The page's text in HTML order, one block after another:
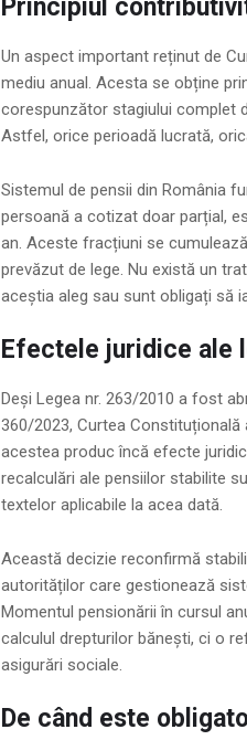
Principiul
Un aspect important reținut de
mediu anual. Acesta se obține
corespunzător stagiului complet
Astfel, orice perioadă lucrată,
Sistemul de pensii din România
persoană a cotizat doar parțial,
an. Aceste fracțiuni se
prevăzut de lege. Nu există un
aceștia aleg sau sunt obligați să
Efectele juridice ale
Deși Legea nr. 263/2010 a fost
360/2023, Curtea
acestea produc încă efecte
recalculări ale pensiilor stabilite
textelor aplicabile la acea dată.
Această decizie reconfirmă
autorităților care gestionează
Momentul pensionării în cursul
calculul drepturilor bănești, ci o
asigurări sociale.
De când este